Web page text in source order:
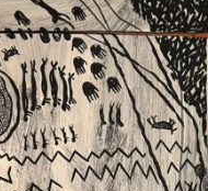
1297 del 30
personería jurídica:
Minjusticia.
10 años:
del 2025.